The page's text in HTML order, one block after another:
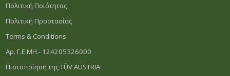
Πολιτική Ποιότητας
Πολιτική Προστασίας
Terms & Conditions
Αρ. Γ.Ε.ΜΗ.- 124205326000
Πιστοποίηση της TÜV AUSTRIA